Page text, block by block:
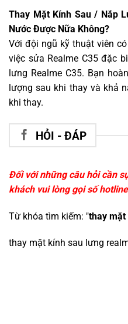
Thay Mặt Kính Sau / Nắp
Nước Được Nữa Không?
Với đội ngũ kỹ thuật viên
việc sửa Realme C35 đặc
lưng Realme C35. Bạn
lượng sau khi thay và khả
khi thay.
HỎI - ĐÁP
Đối với những câu hỏi cần
khách vui lòng gọi số
Từ khóa tìm kiếm: "thay
thay mặt kính sau lưng